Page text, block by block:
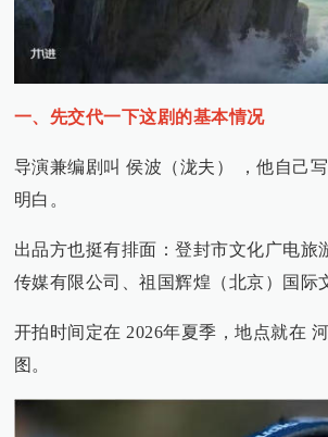
一、先交代一下这剧的基本情况
导演兼编剧叫 侯波（泷夫） ，他自己
明白。
出品方也挺有排面：登封市文化广电
传媒有限公司、祖国辉煌（北京）国际
开拍时间定在 2026年夏季，地点就在
图。